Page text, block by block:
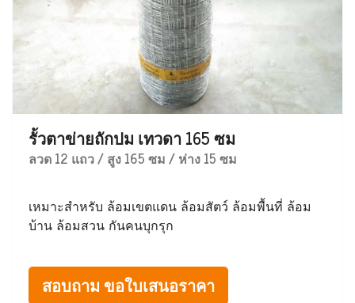
รั้วตาข่ายถักปม เทวดา 165 ซม
ลวด 12 แถว / สูง 165 ซม / ห่าง 15 ซม
เหมาะสำหรับ ล้อมเขตแดน ล้อมสัตว์ ล้อมพื้นที่ ล้อม
บ้าน ล้อมสวน กันคนบุกรุก
สอบถาม ขอใบเสนอราคา